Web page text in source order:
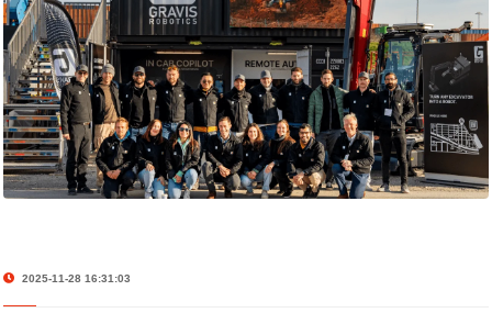
2025-11-28 16:31:03